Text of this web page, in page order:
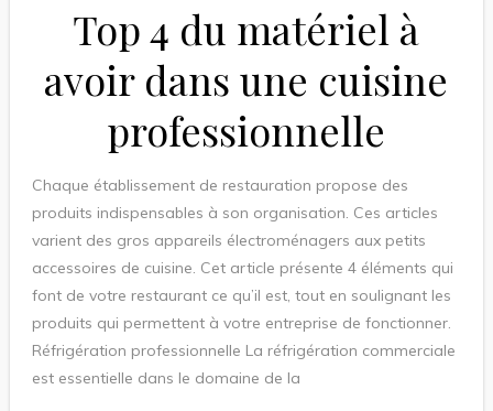
Top 4 du matériel à
avoir dans une cuisine
professionnelle
Chaque établissement de restauration propose des
produits indispensables à son organisation. Ces articles
varient des gros appareils électroménagers aux petits
accessoires de cuisine. Cet article présente 4 éléments qui
font de votre restaurant ce qu’il est, tout en soulignant les
produits qui permettent à votre entreprise de fonctionner.
Réfrigération professionnelle La réfrigération commerciale
est essentielle dans le domaine de la